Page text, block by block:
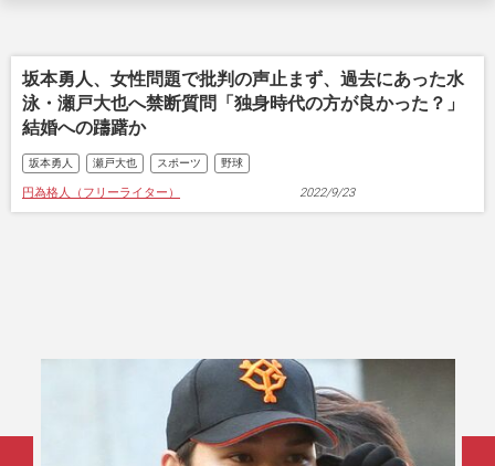
坂本勇人、女性問題で批判の声止まず、過去にあった水
泳・瀬戸大也へ禁断質問「独身時代の方が良かった？」
結婚への躊躇か
坂本勇人 瀬戸大也 スポーツ 野球
円為格人（フリーライター） 2022/9/23